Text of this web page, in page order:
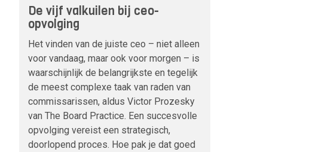
De vijf valkuilen bij ceo-
opvolging
Het vinden van de juiste ceo – niet alleen
voor vandaag, maar ook voor morgen – is
waarschijnlijk de belangrijkste en tegelijk
de meest complexe taak van raden van
commissarissen, aldus Victor Prozesky
van The Board Practice. Een succesvolle
opvolging vereist een strategisch,
doorlopend proces. Hoe pak je dat goed